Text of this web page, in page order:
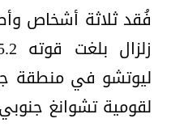
فُقد ثلاثة أشخاص
ليوتشو في منطقة
لقومية تشوانغ